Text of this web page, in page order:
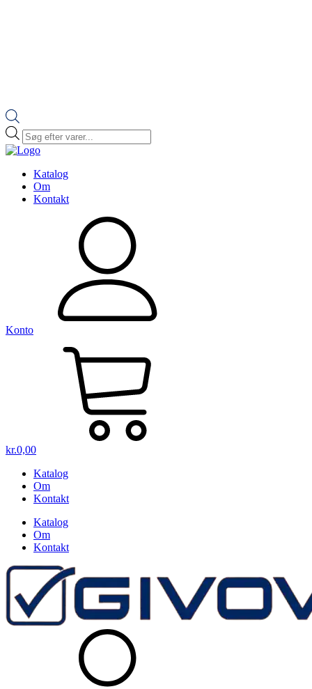
Products
search
Katalog
Om
Kontakt
Konto
kr.0,00
Katalog
Om
Kontakt
Katalog
Om
Kontakt